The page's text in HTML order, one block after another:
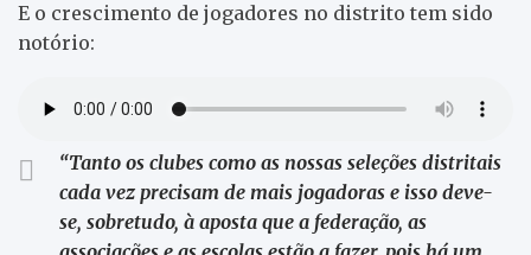
E o crescimento de jogadores no distrito tem sido
notório:
“Tanto os clubes como as nossas seleções distritais
cada vez precisam de mais jogadoras e isso deve-
se, sobretudo, à aposta que a federação, as